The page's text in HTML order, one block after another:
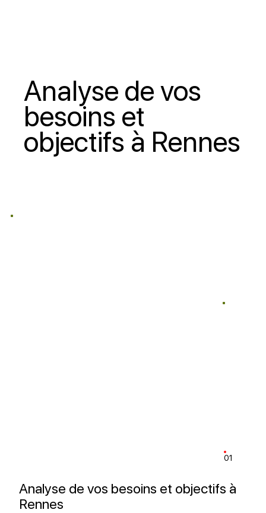
Analyse de vos
besoins et
objectifs à Rennes
01
Analyse de vos besoins et objectifs à
Rennes